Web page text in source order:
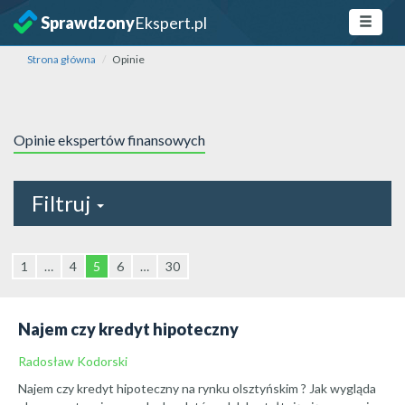
SprawdzonyEkspert.pl
Strona główna Opinie
Opinie ekspertów finansowych
Filtruj
1 … 4 5 6 … 30
Najem czy kredyt hipoteczny
Radosław Kodorski
Najem czy kredyt hipoteczny na rynku olsztyńskim ? Jak wygląda